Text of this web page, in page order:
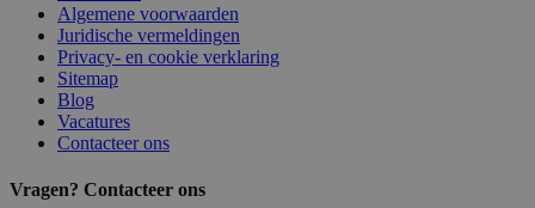
Algemene voorwaarden
Juridische vermeldingen
Privacy- en cookie verklaring
Sitemap
Blog
Vacatures
Contacteer ons
Vragen? Contacteer ons